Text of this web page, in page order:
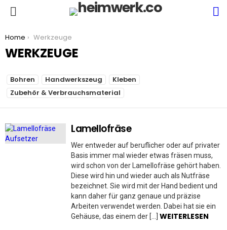
You are here:
Home Werkzeuge
WERKZEUGE
SUBTERMS
Bohren Handwerkszeug
Kleben
Zubehör & Verbrauchsmaterial
MORE
STORIES
Lamellofräse
Wer entweder auf beruflicher oder auf privater
Basis immer mal wieder etwas fräsen muss,
wird schon von der Lamellofräse gehört haben.
Diese wird hin und wieder auch als Nutfräse
bezeichnet. Sie wird mit der Hand bedient und
kann daher für ganz genaue und präzise
Arbeiten verwendet werden. Dabei hat sie ein
Gehäuse, das einem der […] WEITERLESEN